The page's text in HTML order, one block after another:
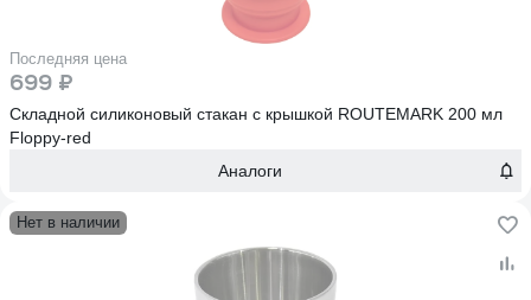
Последняя цена
699 ₽
Складной силиконовый стакан с крышкой ROUTEMARK 200 мл
Floppy-red
Аналоги
Нет в наличии